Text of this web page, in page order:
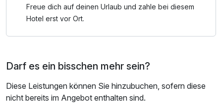
Freue dich auf deinen Urlaub und zahle bei diesem
Hotel erst vor Ort.
Darf es ein bisschen mehr sein?
Diese Leistungen können Sie hinzubuchen, sofern diese
nicht bereits im Angebot enthalten sind.